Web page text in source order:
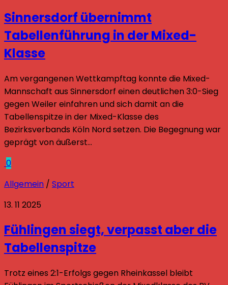
Sinnersdorf übernimmt
Tabellenführung in der Mixed-
Klasse
Am vergangenen Wettkampftag konnte die Mixed-
Mannschaft aus Sinnersdorf einen deutlichen 3:0-Sieg
gegen Weiler einfahren und sich damit an die
Tabellenspitze in der Mixed-Klasse des
Bezirksverbands Köln Nord setzen. Die Begegnung war
geprägt von äußerst...
0
Allgemein / Sport
13. 11 2025
Fühlingen siegt, verpasst aber die
Tabellenspitze
Trotz eines 2:1-Erfolgs gegen Rheinkassel bleibt